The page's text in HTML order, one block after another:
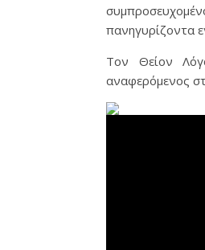
πανηγυρίζοντα
Τον Θείον
αναφερόμενος